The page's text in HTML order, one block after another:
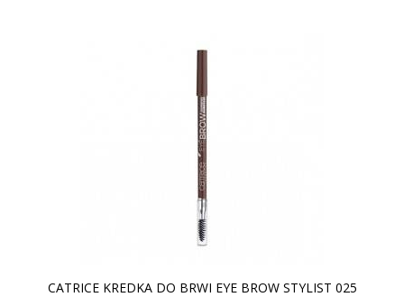
CATRICE KREDKA DO BRWI EYE BROW STYLIST 025